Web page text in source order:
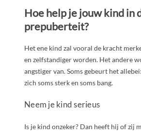
Hoe help je jouw kind in
prepuberteit?
Het ene kind zal vooral de kracht
en zelfstandiger worden. Het andere
angstiger van. Soms gebeurt het
zich soms sterk en soms bang.
Neem je kind serieus
Is je kind onzeker? Dan heeft hij of zij